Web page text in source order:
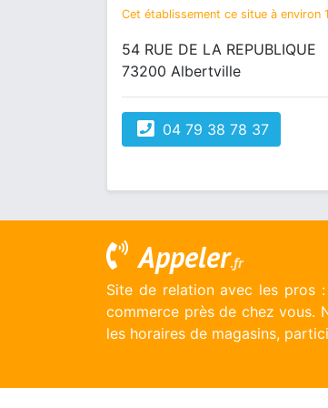
Cet établissement ce situe à environ
54 RUE DE LA REPUBLIQUE
73200 Albertville
04 79 38 78 37
Appeler.fr
Site de relation avec les pros
commerce près de chez vous.
les horaires de magasins,